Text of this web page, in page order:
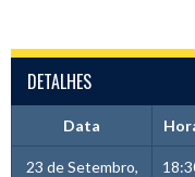
DETALHES
Data
23 de Setembro,